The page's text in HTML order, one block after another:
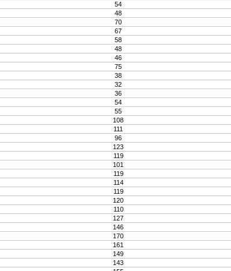
54
48
70
67
58
48
46
75
38
32
36
54
55
108
111
96
123
119
101
119
114
119
120
110
127
146
170
161
149
143